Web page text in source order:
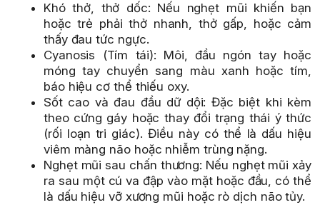
Khó thở, thở dốc: Nếu nghẹt mũi khiến bạn
hoặc trẻ phải thở nhanh, thở gấp, hoặc cảm
thấy đau tức ngực.
Cyanosis (Tím tái): Môi, đầu ngón tay hoặc
móng tay chuyển sang màu xanh hoặc tím,
báo hiệu cơ thể thiếu oxy.
Sốt cao và đau đầu dữ dội: Đặc biệt khi kèm
theo cứng gáy hoặc thay đổi trạng thái ý thức
(rối loạn tri giác). Điều này có thể là dấu hiệu
viêm màng não hoặc nhiễm trùng nặng.
Nghẹt mũi sau chấn thương: Nếu nghẹt mũi xảy
ra sau một cú va đập vào mặt hoặc đầu, có thể
là dấu hiệu vỡ xương mũi hoặc rò dịch não tủy.